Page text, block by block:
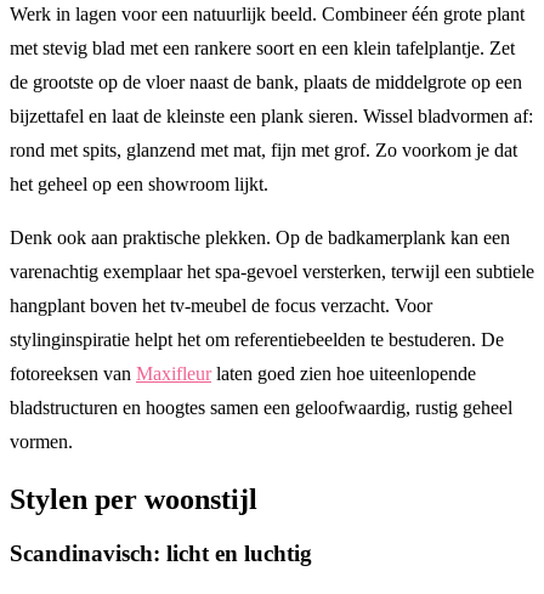
Werk in lagen voor een natuurlijk beeld. Combineer één grote plant
met stevig blad met een rankere soort en een klein tafelplantje. Zet
de grootste op de vloer naast de bank, plaats de middelgrote op een
bijzettafel en laat de kleinste een plank sieren. Wissel bladvormen af:
rond met spits, glanzend met mat, fijn met grof. Zo voorkom je dat
het geheel op een showroom lijkt.
Denk ook aan praktische plekken. Op de badkamerplank kan een
varenachtig exemplaar het spa-gevoel versterken, terwijl een subtiele
hangplant boven het tv-meubel de focus verzacht. Voor
stylinginspiratie helpt het om referentiebeelden te bestuderen. De
fotoreeksen van Maxifleurlaten goed zien hoe uiteenlopende
bladstructuren en hoogtes samen een geloofwaardig, rustig geheel
vormen.
Stylen per woonstijl
Scandinavisch: licht en luchtig